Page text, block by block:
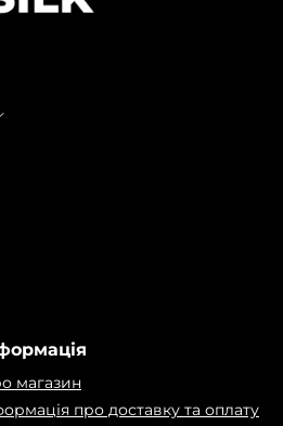
магазин
про доставку та оплату